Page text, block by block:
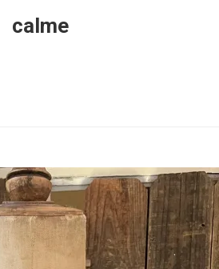
calme